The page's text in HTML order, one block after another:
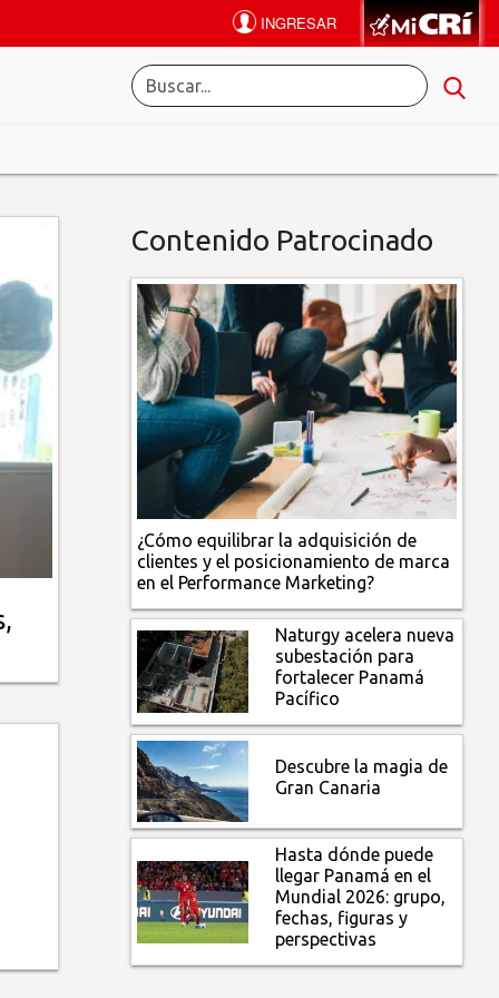
Contenido Patrocinado
¿Cómo equilibrar la adquisición de
clientes y el posicionamiento de marca
en el Performance Marketing?
Naturgy acelera nueva
subestación para
fortalecer Panamá
Pacífico
Descubre la magia de
Gran Canaria
Hasta dónde puede
llegar Panamá en el
Mundial 2026: grupo,
fechas, figuras y
perspectivas